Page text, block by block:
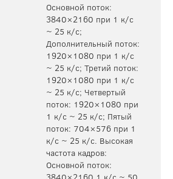
Основной поток:
3840×2160 при 1 к/с
~ 25 к/с;
Дополнительный поток:
1920×1080 при 1 к/с
~ 25 к/с; Третий поток:
1920×1080 при 1 к/с
~ 25 к/с; Четвертый
поток: 1920×1080 при
1 к/с ~ 25 к/с; Пятый
поток: 704×576 при 1
к/с ~ 25 к/с. Высокая
частота кадров:
Основной поток: